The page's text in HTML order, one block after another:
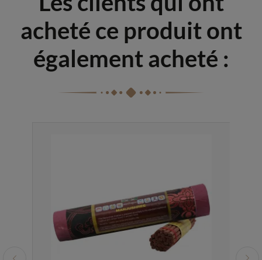
acheté ce produit ont
également acheté :